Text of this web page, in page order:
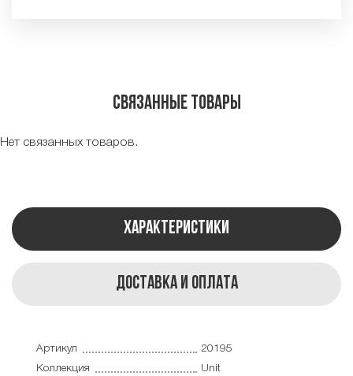
Связанные товары
Нет связанных товаров.
Характеристики
Доставка и оплата
Артикул
20195
Коллекция
Unit